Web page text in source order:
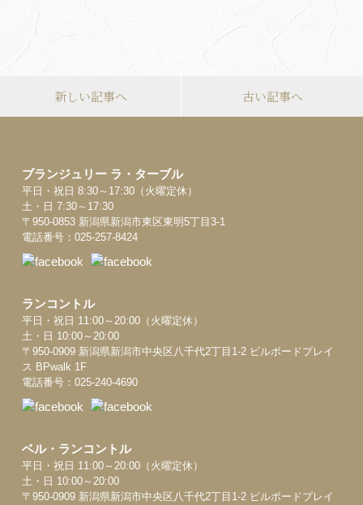
新しい記事へ 古い記事へ
ブランジュリー ラ・ターブル
平日・祝日 8:30～17:30（火曜定休）
土・日 7:30～17:30
〒950-0853 新潟県新潟市東区東明5丁目3-1
電話番号：025-257-8424
ランコントル
平日・祝日 11:00～20:00（火曜定休）
土・日 10:00～20:00
〒950-0909 新潟県新潟市中央区八千代2丁目1-2 ビルボードプレイ
ス BPwalk 1F
電話番号：025-240-4690
ベル・ランコントル
平日・祝日 11:00～20:00（火曜定休）
土・日 10:00～20:00
〒950-0909 新潟県新潟市中央区八千代2丁目1-2 ビルボードプレイ